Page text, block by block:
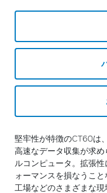
堅牢性が特徴のCT60は
高速なデータ収集が求
ルコンピュータ。拡張
ォーマンスを損なうこ
工場などのさまざまな現